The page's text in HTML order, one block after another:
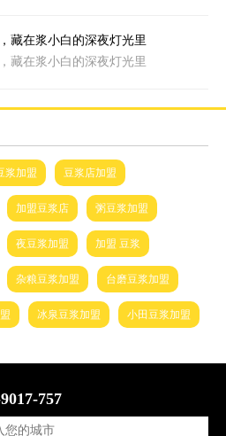
藏在浆小白的深夜灯光里
藏在浆小白的深夜灯光里
浆加盟 豆浆店加盟
加盟豆浆店 粥豆浆加盟
夜豆浆加盟 加盟 豆浆
杂粮豆浆加盟 台磨豆浆加盟
冰泉豆浆加盟 小田豆浆加盟
757